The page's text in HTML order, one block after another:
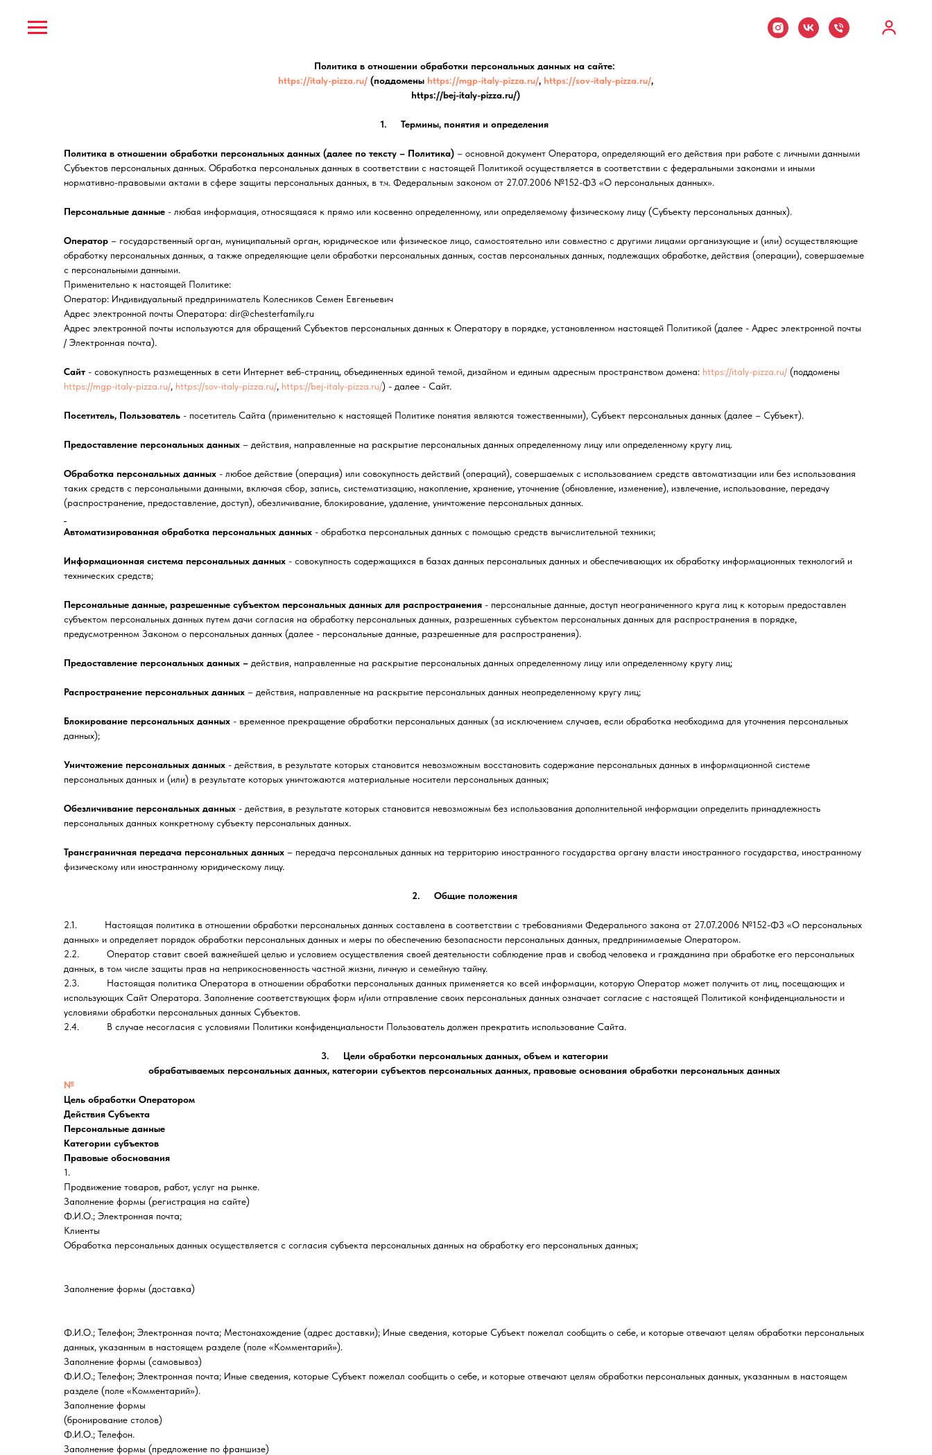
Политика в отношении обработки персональных данных на сайте:
https://italy-pizza.ru/ (поддомены https://mgp-italy-pizza.ru/, https://sov-italy-pizza.ru/,
https://bej-italy-pizza.ru/)
1. Термины, понятия и определения
Политика в отношении обработки персональных данных (далее по тексту – Политика) – основной документ Оператора, определяющий его действия при работе с личными данными
Субъектов персональных данных. Обработка персональных данных в соответствии с настоящей Политикой осуществляется в соответствии с федеральными законами и иными
нормативно-правовыми актами в сфере защиты персональных данных, в т.ч. Федеральным законом от 27.07.2006 №152-ФЗ «О персональных данных».
Персональные данные - любая информация, относящаяся к прямо или косвенно определенному, или определяемому физическому лицу (Субъекту персональных данных).
Оператор – государственный орган, муниципальный орган, юридическое или физическое лицо, самостоятельно или совместно с другими лицами организующие и (или) осуществляющие
обработку персональных данных, а также определяющие цели обработки персональных данных, состав персональных данных, подлежащих обработке, действия (операции), совершаемые
с персональными данными.
Применительно к настоящей Политике:
Оператор: Индивидуальный предприниматель Колесников Семен Евгеньевич
Адрес электронной почты Оператора: dir@chesterfamily.ru
Адрес электронной почты используются для обращений Субъектов персональных данных к Оператору в порядке, установленном настоящей Политикой (далее - Адрес электронной почты
/ Электронная почта).
Сайт - совокупность размещенных в сети Интернет веб-страниц, объединенных единой темой, дизайном и единым адресным пространством домена: https://italy-pizza.ru/ (поддомены
https://mgp-italy-pizza.ru/, https://sov-italy-pizza.ru/, https://bej-italy-pizza.ru/) - далее - Сайт.
Посетитель, Пользователь - посетитель Сайта (применительно к настоящей Политике понятия являются тожественными), Субъект персональных данных (далее – Субъект).
Предоставление персональных данных – действия, направленные на раскрытие персональных данных определенному лицу или определенному кругу лиц.
Обработка персональных данных - любое действие (операция) или совокупность действий (операций), совершаемых с использованием средств автоматизации или без использования
таких средств с персональными данными, включая сбор, запись, систематизацию, накопление, хранение, уточнение (обновление, изменение), извлечение, использование, передачу
(распространение, предоставление, доступ), обезличивание, блокирование, удаление, уничтожение персональных данных.
Автоматизированная обработка персональных данных - обработка персональных данных с помощью средств вычислительной техники;
Информационная система персональных данных - совокупность содержащихся в базах данных персональных данных и обеспечивающих их обработку информационных технологий и
технических средств;
Персональные данные, разрешенные субъектом персональных данных для распространения - персональные данные, доступ неограниченного круга лиц к которым предоставлен
субъектом персональных данных путем дачи согласия на обработку персональных данных, разрешенных субъектом персональных данных для распространения в порядке,
предусмотренном Законом о персональных данных (далее - персональные данные, разрешенные для распространения).
Предоставление персональных данных – действия, направленные на раскрытие персональных данных определенному лицу или определенному кругу лиц;
Распространение персональных данных – действия, направленные на раскрытие персональных данных неопределенному кругу лиц;
Блокирование персональных данных - временное прекращение обработки персональных данных (за исключением случаев, если обработка необходима для уточнения персональных
данных);
Уничтожение персональных данных - действия, в результате которых становится невозможным восстановить содержание персональных данных в информационной системе
персональных данных и (или) в результате которых уничтожаются материальные носители персональных данных;
Обезличивание персональных данных - действия, в результате которых становится невозможным без использования дополнительной информации определить принадлежность
персональных данных конкретному субъекту персональных данных.
Трансграничная передача персональных данных – передача персональных данных на территорию иностранного государства органу власти иностранного государства, иностранному
физическому или иностранному юридическому лицу.
2. Общие положения
2.1. Настоящая политика в отношении обработки персональных данных составлена в соответствии с требованиями Федерального закона от 27.07.2006 №152-ФЗ «О персональных
данных» и определяет порядок обработки персональных данных и меры по обеспечению безопасности персональных данных, предпринимаемые Оператором.
2.2. Оператор ставит своей важнейшей целью и условием осуществления своей деятельности соблюдение прав и свобод человека и гражданина при обработке его персональных
данных, в том числе защиты прав на неприкосновенность частной жизни, личную и семейную тайну.
2.3. Настоящая политика Оператора в отношении обработки персональных данных применяется ко всей информации, которую Оператор может получить от лиц, посещающих и
использующих Сайт Оператора. Заполнение соответствующих форм и/или отправление своих персональных данных означает согласие с настоящей Политикой конфиденциальности и
условиями обработки персональных данных Субъектов.
2.4. В случае несогласия с условиями Политики конфиденциальности Пользователь должен прекратить использование Сайта.
3. Цели обработки персональных данных, объем и категории
обрабатываемых персональных данных, категории субъектов персональных данных, правовые основания обработки персональных данных
№
Цель обработки Оператором
Действия Субъекта
Персональные данные
Категории субъектов
Правовые обоснования
1.
Продвижение товаров, работ, услуг на рынке.
Заполнение формы (регистрация на сайте)
Ф.И.О.; Электронная почта;
Клиенты
Обработка персональных данных осуществляется с согласия субъекта персональных данных на обработку его персональных данных;
Заполнение формы (доставка)
Ф.И.О.; Телефон; Электронная почта; Местонахождение (адрес доставки); Иные сведения, которые Субъект пожелал сообщить о себе, и которые отвечают целям обработки персональных
данных, указанным в настоящем разделе (поле «Комментарий»).
Заполнение формы (самовывоз)
Ф.И.О.; Телефон; Электронная почта; Иные сведения, которые Субъект пожелал сообщить о себе, и которые отвечают целям обработки персональных данных, указанным в настоящем
разделе (поле «Комментарий»).
Заполнение формы
(бронирование столов)
Ф.И.О.; Телефон.
Заполнение формы (предложение по франшизе)